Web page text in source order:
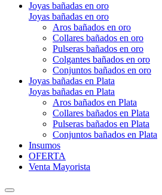
Joyas bañadas en oro
Joyas bañadas en oro
Aros bañados en oro
Collares bañados en oro
Pulseras bañados en oro
Colgantes bañados en oro
Conjuntos bañados en oro
Joyas bañadas en Plata
Joyas bañadas en Plata
Aros bañados en Plata
Collares bañados en Plata
Pulseras bañados en Plata
Conjuntos bañados en Plata
Insumos
OFERTA
Venta Mayorista